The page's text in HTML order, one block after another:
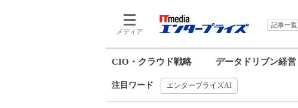
メディア
記事一覧
CIO・クラウド戦略 データドリブン経営
注目ワード エンタープライズAI